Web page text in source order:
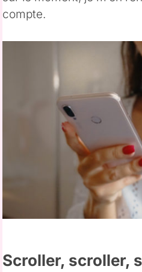
compte.
Scroller, scroller,